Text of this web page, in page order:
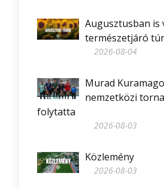
Augusztusban is
természetjáró
2026-08-04
Murad
nemzetközi
folytatta
2026-08-03
Közlemény
2026-08-03